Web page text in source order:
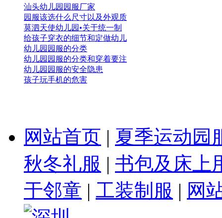
汕头幼儿园园服厂家
园服该选什么尺寸以及外观质
莫泗天使幼儿园•关于统一制
给孩子穿衣的细节和定做幼儿
幼儿园园服的分类
幼儿园园服的分类和穿着要注
幼儿园园服的安全隐患
孩子玩手机的危害
网站首页 | 夏季运动园
秋冬礼服 | 书包及床上
于邻童 | 工装制服 | 网